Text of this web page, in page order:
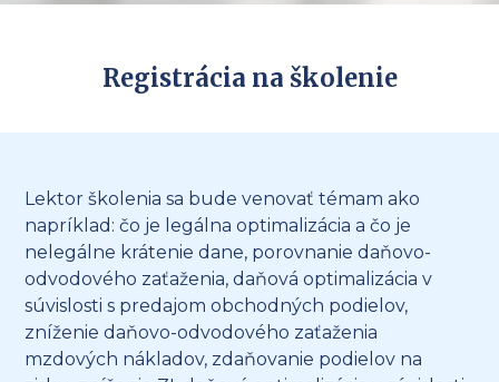
Registrácia na školenie
Lektor školenia sa bude venovať témam ako
napríklad: čo je legálna optimalizácia a čo je
nelegálne krátenie dane, porovnanie daňovo-
odvodového zaťaženia, daňová optimalizácia v
súvislosti s predajom obchodných podielov,
zníženie daňovo-odvodového zaťaženia
mzdových nákladov, zdaňovanie podielov na